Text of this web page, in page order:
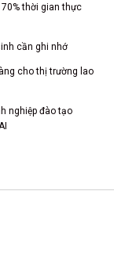
thời gian thực
cần ghi nhớ
cho thị trường lao
nghiệp đào tạo